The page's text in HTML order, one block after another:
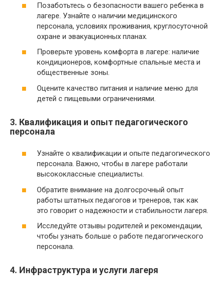
Позаботьтесь о безопасности вашего ребенка в
лагере. Узнайте о наличии медицинского
персонала, условиях проживания, круглосуточной
охране и эвакуационных планах.
Проверьте уровень комфорта в лагере: наличие
кондиционеров, комфортные спальные места и
общественные зоны.
Оцените качество питания и наличие меню для
детей с пищевыми ограничениями.
3. Квалификация и опыт педагогического
персонала
Узнайте о квалификации и опыте педагогического
персонала. Важно, чтобы в лагере работали
высококлассные специалисты.
Обратите внимание на долгосрочный опыт
работы штатных педагогов и тренеров, так как
это говорит о надежности и стабильности лагеря.
Исследуйте отзывы родителей и рекомендации,
чтобы узнать больше о работе педагогического
персонала.
4. Инфраструктура и услуги лагеря